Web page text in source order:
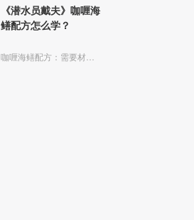
《潜水员戴夫》咖喱海
鳝配方怎么学？